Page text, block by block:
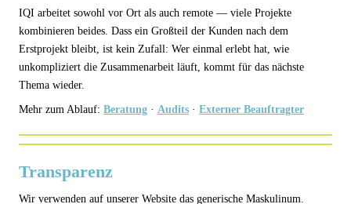
IQI arbeitet sowohl vor Ort als auch remote — viele Projekte
kombinieren beides. Dass ein Großteil der Kunden nach dem
Erstprojekt bleibt, ist kein Zufall: Wer einmal erlebt hat, wie
unkompliziert die Zusammenarbeit läuft, kommt für das nächste
Thema wieder.
Mehr zum Ablauf: Beratung · Audits · Externer Beauftragter
Transparenz
Wir verwenden auf unserer Website das generische Maskulinum.